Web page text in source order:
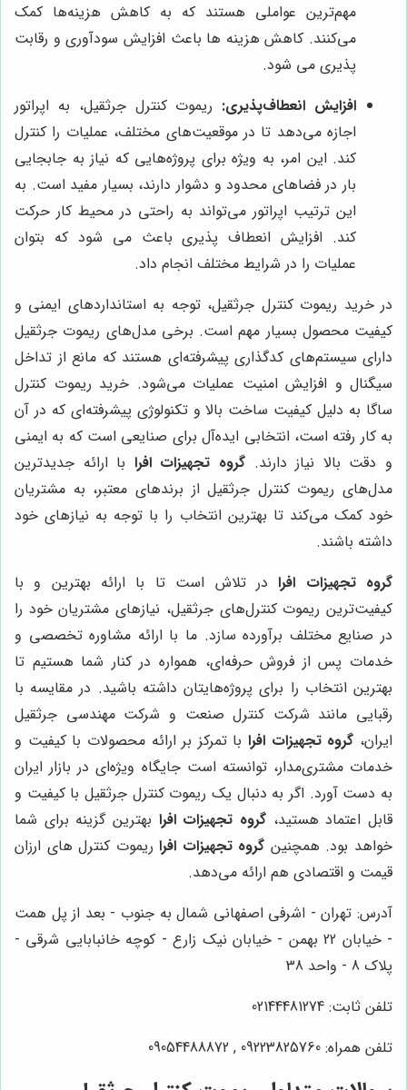
مهم‌ترین عواملی هستند که به کاهش هزینه‌ها کمک
می‌کنند. کاهش هزینه ها باعث افزایش سودآوری و رقابت
پذیری می شود.
افزایش انعطاف‌پذیری: ریموت کنترل جرثقیل، به اپراتور
اجازه می‌دهد تا در موقعیت‌های مختلف، عملیات را کنترل
کند. این امر، به ویژه برای پروژه‌هایی که نیاز به جابجایی
بار در فضاهای محدود و دشوار دارند، بسیار مفید است. به
این ترتیب اپراتور می‌تواند به راحتی در محیط کار حرکت
کند. افزایش انعطاف پذیری باعث می شود که بتوان
عملیات را در شرایط مختلف انجام داد.
در خرید ریموت کنترل جرثقیل، توجه به استانداردهای ایمنی و
کیفیت محصول بسیار مهم است. برخی مدل‌های ریموت جرثقیل
دارای سیستم‌های کدگذاری پیشرفته‌ای هستند که مانع از تداخل
سیگنال و افزایش امنیت عملیات می‌شود. خرید ریموت کنترل
ساگا به دلیل کیفیت ساخت بالا و تکنولوژی پیشرفته‌ای که در آن
به کار رفته است، انتخابی ایده‌آل برای صنایعی است که به ایمنی
و دقت بالا نیاز دارند. گروه تجهیزات افرا با ارائه جدیدترین
مدل‌های ریموت کنترل جرثقیل از برندهای معتبر، به مشتریان
خود کمک می‌کند تا بهترین انتخاب را با توجه به نیازهای خود
داشته باشند.
گروه تجهیزات افرادر تلاش است تا با ارائه بهترین و با
کیفیت‌ترین ریموت کنترل‌های جرثقیل، نیازهای مشتریان خود را
در صنایع مختلف برآورده سازد. ما با ارائه مشاوره تخصصی و
خدمات پس از فروش حرفه‌ای، همواره در کنار شما هستیم تا
بهترین انتخاب را برای پروژه‌هایتان داشته باشید. در مقایسه با
رقبایی مانند شرکت کنترل صنعت و شرکت مهندسی جرثقیل
ایران، گروه تجهیزات افرابا تمرکز بر ارائه محصولات با کیفیت و
خدمات مشتری‌مدار، توانسته است جایگاه ویژه‌ای در بازار ایران
به دست آورد. اگر به دنبال یک ریموت کنترل جرثقیل با کیفیت و
قابل اعتماد هستید، گروه تجهیزات افرا بهترین گزینه برای شما
خواهد بود. همچنین گروه تجهیزات افراریموت کنترل های ارزان
قیمت و اقتصادی هم ارائه می‌دهد.
آدرس: تهران - اشرفی اصفهانی شمال به جنوب - بعد از پل همت
- خیابان 22 بهمن - خیابان نیک زارع - کوچه خانبابایی شرقی -
پلاک 8 - واحد 38
تلفن ثابت: 02144481274
تلفن همراه: 09223825760 , 09054488872